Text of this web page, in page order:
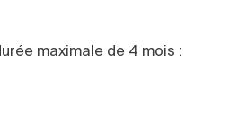
maximale de 4 mois :